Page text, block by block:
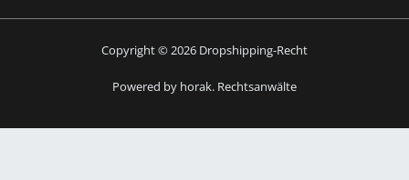
Copyright © 2026 Dropshipping-Recht
Powered by horak. Rechtsanwälte